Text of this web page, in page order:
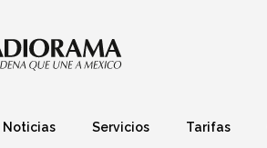
Noticias Servicios Tarifas